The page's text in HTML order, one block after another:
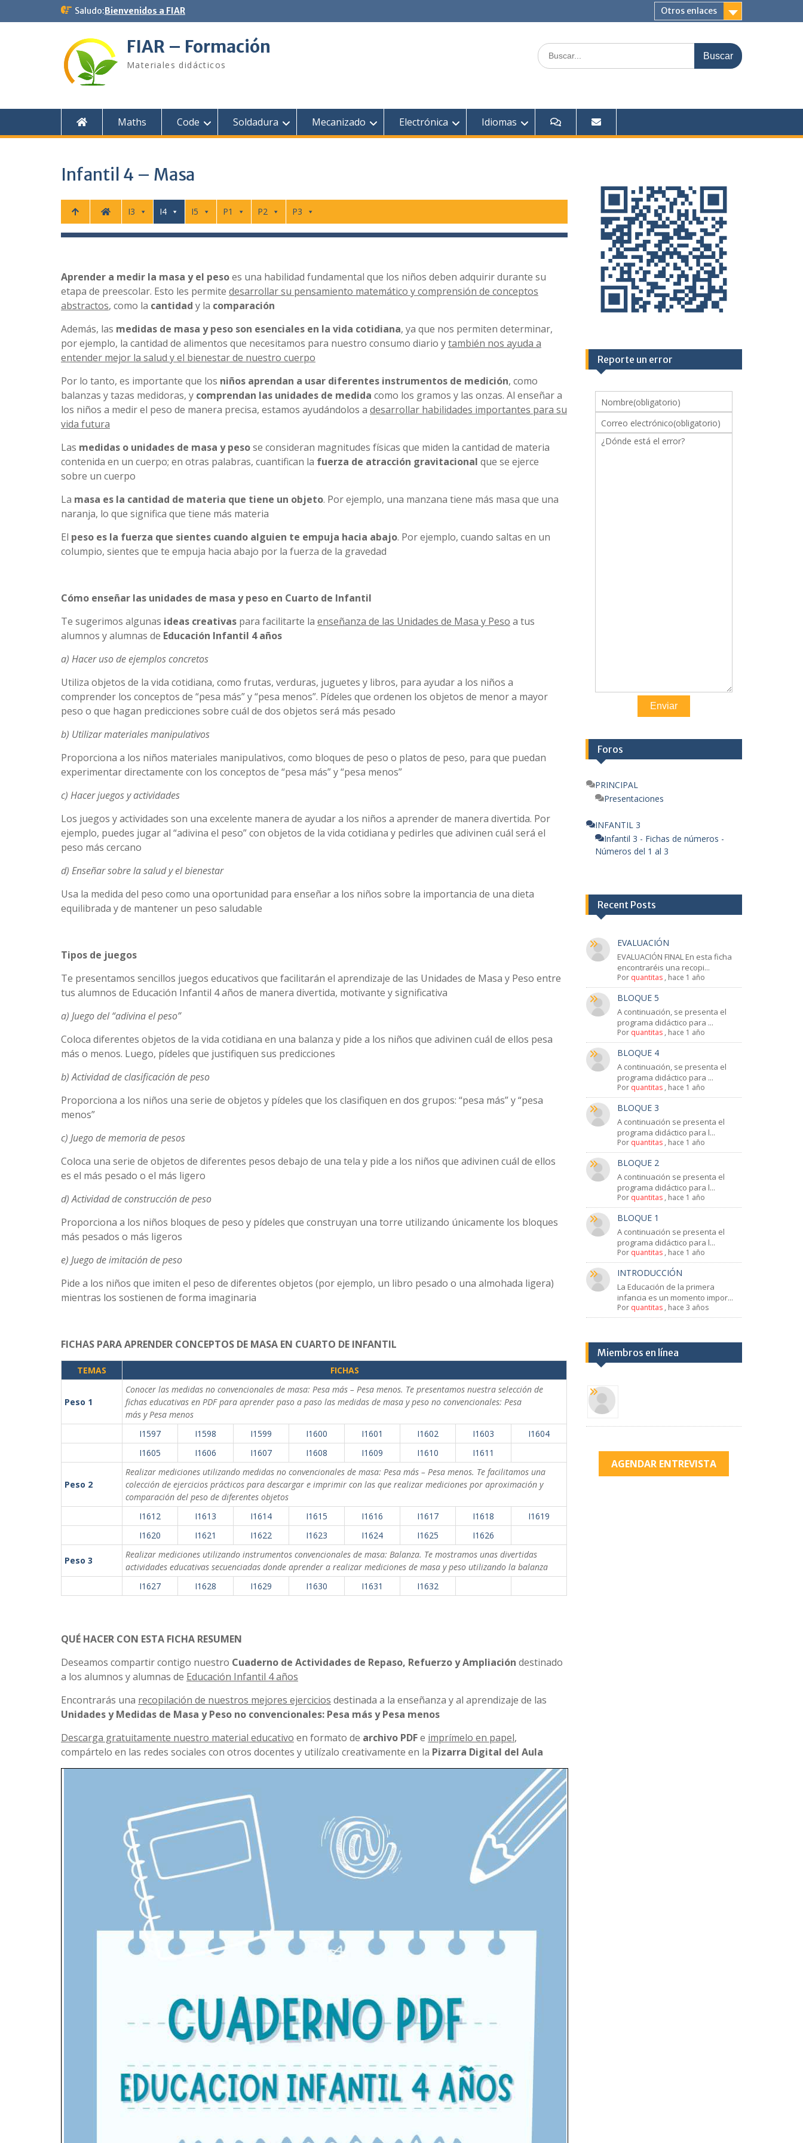
Saludo:Bienvenidos a FIAR Otros enlaces
FIAR – Formación
Materiales didácticos
Buscar:
Maths Code Soldadura Mecanizado Electrónica Idiomas
Infantil 4 – Masa
I3 I4 I5 P1 P2 P3
Aprender a medir la masa y el pesoes una habilidad fundamental que los niños deben adquirir durante su
etapa de preescolar. Esto les permite desarrollar su pensamiento matemático y comprensión de conceptos
abstractos, como la cantidad y la comparación
Además, las medidas de masa y peso son esenciales en la vida cotidiana, ya que nos permiten determinar,
por ejemplo, la cantidad de alimentos que necesitamos para nuestro consumo diario ytambién nos ayuda a
entender mejor la salud y el bienestar de nuestro cuerpo
Por lo tanto, es importante que los niños aprendan a usar diferentes instrumentos de medición, como
balanzas y tazas medidoras, y comprendan las unidades de medida como los gramos y las onzas. Al enseñar a
los niños a medir el peso de manera precisa, estamos ayudándolos a desarrollar habilidades importantes para su
vida futura
Las medidas o unidades de masa y pesose consideran magnitudes físicas que miden la cantidad de materia
contenida en un cuerpo; en otras palabras, cuantifican la fuerza de atracción gravitacional que se ejerce
sobre un cuerpo
La masa es la cantidad de materia que tiene un objeto. Por ejemplo, una manzana tiene más masa que una
naranja, lo que significa que tiene más materia
El peso es la fuerza que sientes cuando alguien te empuja hacia abajo. Por ejemplo, cuando saltas en un
columpio, sientes que te empuja hacia abajo por la fuerza de la gravedad
Cómo enseñar las unidades de masa y peso en Cuarto de Infantil
Te sugerimos algunas ideas creativas para facilitarte la enseñanza de las Unidades de Masa y Peso a tus
alumnos y alumnas de Educación Infantil 4 años
a) Hacer uso de ejemplos concretos
Utiliza objetos de la vida cotidiana, como frutas, verduras, juguetes y libros, para ayudar a los niños a
comprender los conceptos de “pesa más” y “pesa menos”. Pídeles que ordenen los objetos de menor a mayor
peso o que hagan predicciones sobre cuál de dos objetos será más pesado
b) Utilizar materiales manipulativos
Proporciona a los niños materiales manipulativos, como bloques de peso o platos de peso, para que puedan
experimentar directamente con los conceptos de “pesa más” y “pesa menos”
c) Hacer juegos y actividades
Los juegos y actividades son una excelente manera de ayudar a los niños a aprender de manera divertida. Por
ejemplo, puedes jugar al “adivina el peso” con objetos de la vida cotidiana y pedirles que adivinen cuál será el
peso más cercano
d) Enseñar sobre la salud y el bienestar
Usa la medida del peso como una oportunidad para enseñar a los niños sobre la importancia de una dieta
equilibrada y de mantener un peso saludable
Tipos de juegos
Te presentamos sencillos juegos educativos que facilitarán el aprendizaje de las Unidades de Masa y Peso entre
tus alumnos de Educación Infantil 4 años de manera divertida, motivante y significativa
a) Juego del “adivina el peso”
Coloca diferentes objetos de la vida cotidiana en una balanza y pide a los niños que adivinen cuál de ellos pesa
más o menos. Luego, pídeles que justifiquen sus predicciones
b) Actividad de clasificación de peso
Proporciona a los niños una serie de objetos y pídeles que los clasifiquen en dos grupos: “pesa más” y “pesa
menos”
c) Juego de memoria de pesos
Coloca una serie de objetos de diferentes pesos debajo de una tela y pide a los niños que adivinen cuál de ellos
es el más pesado o el más ligero
d) Actividad de construcción de peso
Proporciona a los niños bloques de peso y pídeles que construyan una torre utilizando únicamente los bloques
más pesados o más ligeros
e) Juego de imitación de peso
Pide a los niños que imiten el peso de diferentes objetos (por ejemplo, un libro pesado o una almohada ligera)
mientras los sostienen de forma imaginaria
FICHAS PARA APRENDER CONCEPTOS DE MASA EN CUARTO DE INFANTIL
TEMAS FICHAS
Peso 1
Conocer las medidas no convencionales de masa: Pesa más – Pesa menos. Te presentamos nuestra selección de
fichas educativas en PDF para aprender paso a paso las medidas de masa y peso no convencionales: Pesa
más y Pesa menos
I1597
I1598 I1599 I1600 I1601 I1602 I1603
I1604
I1605
I1606 I1607 I1608 I1609 I1610 I1611
Peso 2
Realizar mediciones utilizando medidas no convencionales de masa: Pesa más – Pesa menos. Te facilitamos una
colección de ejercicios prácticos para descargar e imprimir con las que realizar mediciones por aproximación y
comparación del peso de diferentes objetos
I1612
I1613 I1614 I1615 I1616 I1617 I1618
I1619
I1620
I1621 I1622 I1623 I1624 I1625 I1626
Peso 3
Realizar mediciones utilizando instrumentos convencionales de masa: Balanza. Te mostramos unas divertidas
actividades educativas secuenciadas donde aprender a realizar mediciones de masa y peso utilizando la balanza
I1627
I1628 I1629 I1630 I1631 I1632
QUÉ HACER CON ESTA FICHA RESUMEN
Deseamos compartir contigo nuestro Cuaderno de Actividades de Repaso, Refuerzo y Ampliación destinado
a los alumnos y alumnas de Educación Infantil 4 años
Encontrarás una recopilación de nuestros mejores ejercicios destinada a la enseñanza y al aprendizaje de las
Unidades y Medidas de Masa y Peso no convencionales: Pesa más y Pesa menos
Descarga gratuitamente nuestro material educativo en formato de archivo PDFe imprímelo en papel,
compártelo en las redes sociales con otros docentes y utilízalo creativamente en la Pizarra Digital del Aula
Reporte un error
Nombre(obligatorio)
Correo electrónico(obligatorio)
¿Dónde está el error?
Enviar
Foros
PRINCIPAL
Presentaciones
INFANTIL 3
Infantil 3 - Fichas de números -
Números del 1 al 3
Recent Posts
EVALUACIÓN
EVALUACIÓN FINAL En esta ficha
encontraréis una recopi...
Por quantitas, hace 1 año
BLOQUE 5
A continuación, se presenta el
programa didáctico para ...
Por quantitas, hace 1 año
BLOQUE 4
A continuación, se presenta el
programa didáctico para ...
Por quantitas, hace 1 año
BLOQUE 3
A continuación se presenta el
programa didáctico para l...
Por quantitas, hace 1 año
BLOQUE 2
A continuación se presenta el
programa didáctico para l...
Por quantitas, hace 1 año
BLOQUE 1
A continuación se presenta el
programa didáctico para l...
Por quantitas, hace 1 año
INTRODUCCIÓN
La Educación de la primera
infancia es un momento impor...
Por quantitas, hace 3 años
Miembros en línea
AGENDAR ENTREVISTA